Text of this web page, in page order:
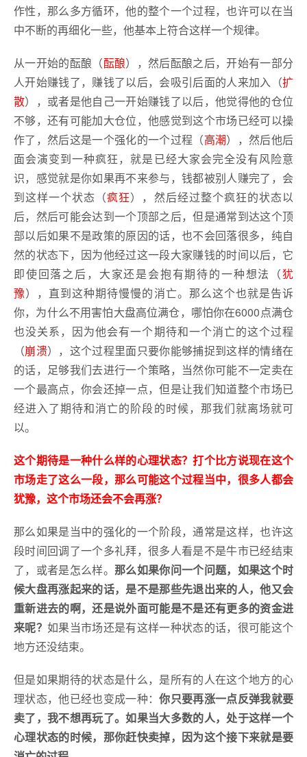
作性，那么多方循环，他的整个一个过程，也许可以在当
中不断的再细化一些，他基本上符合这样一个规律。
从一开始的酝酿（酝酿），然后酝酿之后，开始有一部分
人开始赚钱了，赚钱了以后，会吸引后面的人来加入（扩
散），或者是他自己一开始赚钱了以后，他觉得他的仓位
不够，还有可能加大仓位，他感觉到这个市场已经可以操
作了，然后这是一个强化的一个过程（高潮），然后他后
面会演变到一种疯狂，就是已经大家会完全没有风险意
识，感觉就是你如果再不来参与，钱都被别人赚完了，会
到这样一个状态（疯狂），然后经过整个疯狂的状态以
后，然后可能会达到一个顶部之后，但是通常到达这个顶
部以后如果不是政策的原因的话，也不会回落很多，纯自
然的状态下，因为他经过这一段大家赚钱的时间以后，它
即使回落之后，大家还是会抱有期待的一种想法（犹
豫），直到这种期待慢慢的消亡。那么这个也就是告诉
你，为什么不用害怕大盘高位满仓，哪怕你在6000点满仓
也没关系，因为他会有一个期待和一个消亡的这个过程
（崩溃），这个过程里面只要你能够捕捉到这样的情绪在
的话，足够我们去进行一个策略，当然你可能不一定卖在
一个最高点，你会还掉一点，但是让我们知道整个市场已
经进入了期待和消亡的阶段的时候，那我们就离场就可
以。
这个期待是一种什么样的心理状态？打个比方说现在这个
市场走了这么一段，那么可能这个过程当中，很多人都会
犹豫，这个市场还会不会再涨？
那么如果是当中的强化的一个阶段，通常是这样，也许这
段时间回调了一个多礼拜，很多人看是不是牛市已经结束
了，或者是怎么样。 那么如果你问一个问题，如果这个时
候大盘再涨起来的话，是不是那些先退出来的人，他又会
重新进去的啊，还是说外面可能是不是还有更多的资金进
来呢？ 如果当市场还是有这样一种状态的话，很可能这个
地方还没结束。
但是如果期待的状态是什么，是所有的人在这个地方的心
理状态，他已经也变成一种：你只要再涨一点反弹我就要
卖了，我不想再玩了。如果当大多数的人，处于这样一个
心理状态的时候，那你赶快卖掉，因为这个接下来就是要